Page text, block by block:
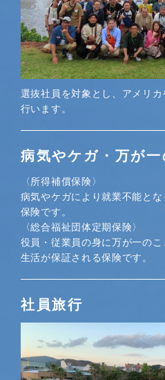
選抜社員を対象とし、アメリ
行います。
病気やケガ・万が一
〈所得補償保険〉
病気やケガにより就業不能と
保険です。
〈総合福祉団体定期保険〉
役員・従業員の身に万が一の
生活が保証される保険です。
社員旅行